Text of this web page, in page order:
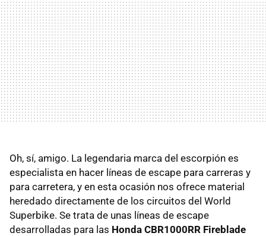
Oh, sí, amigo. La legendaria marca del escorpión es
especialista en hacer líneas de escape para carreras y
para carretera, y en esta ocasión nos ofrece material
heredado directamente de los circuitos del World
Superbike. Se trata de unas líneas de escape
desarrolladas para las Honda CBR1000RR Fireblade